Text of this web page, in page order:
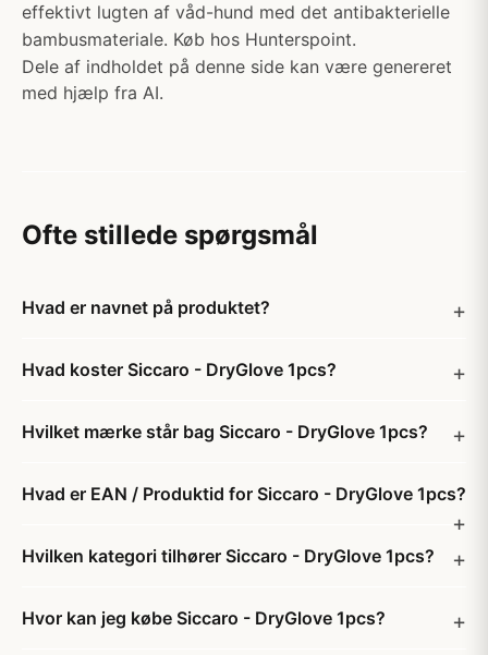
effektivt lugten af våd-hund med det antibakterielle
bambusmateriale. Køb hos Hunterspoint.
Dele af indholdet på denne side kan være genereret
med hjælp fra AI.
Ofte stillede spørgsmål
Hvad er navnet på produktet?
Hvad koster Siccaro - DryGlove 1pcs?
Hvilket mærke står bag Siccaro - DryGlove 1pcs?
Hvad er EAN / Produktid for Siccaro - DryGlove 1pcs?
Hvilken kategori tilhører Siccaro - DryGlove 1pcs?
Hvor kan jeg købe Siccaro - DryGlove 1pcs?